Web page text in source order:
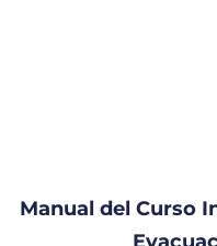
Manual del Curso